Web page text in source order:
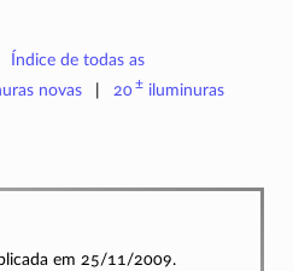
Índice de todas as
novas 20±iluminuras
em 25/11/2009.